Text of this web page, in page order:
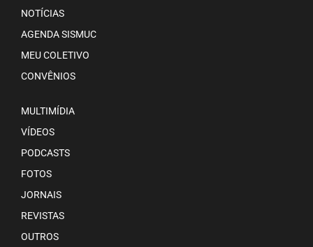
NOTÍCIAS
AGENDA SISMUC
MEU COLETIVO
CONVÊNIOS
MULTIMÍDIA
VÍDEOS
PODCASTS
FOTOS
JORNAIS
REVISTAS
OUTROS